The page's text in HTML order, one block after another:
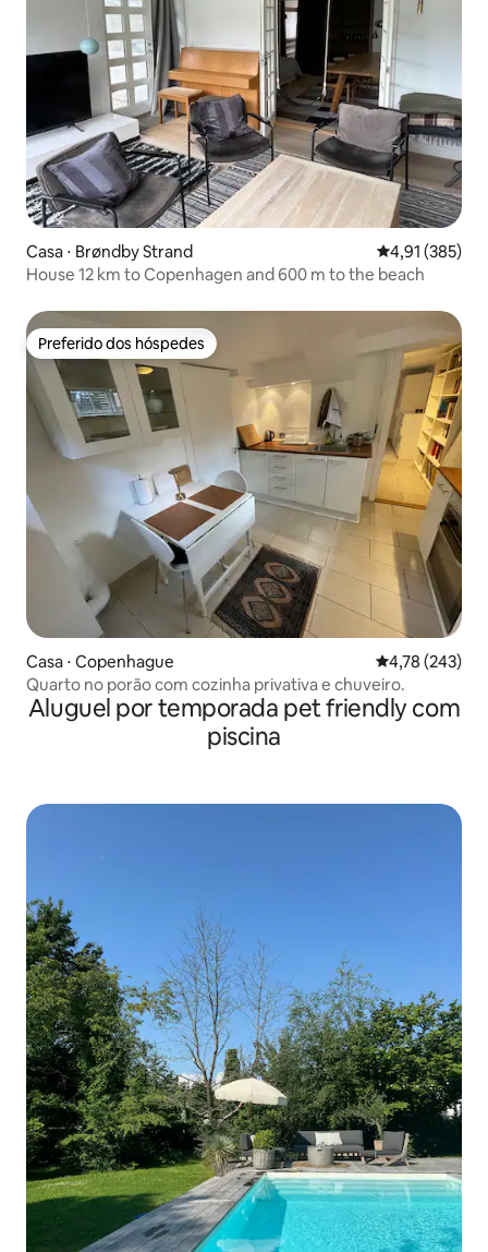
Casa ⋅ Brøndby Strand 4,91 de uma
4,91 (385)
House 12 km to Copenhagen and 600 m to the beach
Preferido dos hóspedes
Preferido dos hóspedes
Casa ⋅ Copenhague 4,78 de uma
4,78 (243)
Quarto no porão com cozinha privativa e chuveiro.
Aluguel por temporada pet friendly com
piscina